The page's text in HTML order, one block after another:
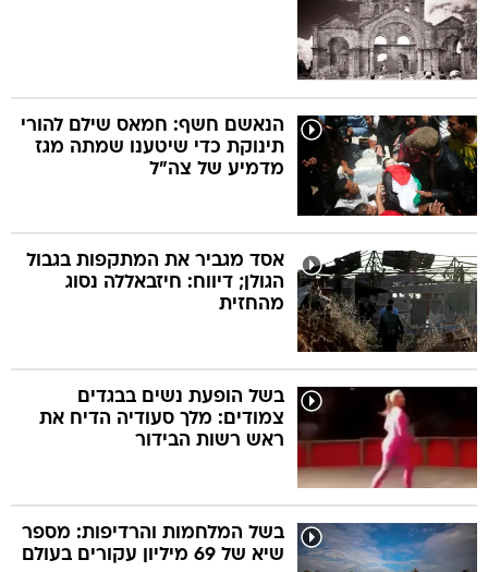
הנאשם חשף: חמאס שילם להורי
תינוקת כדי שיטענו שמתה מגז
מדמיע של צה"ל
אסד מגביר את המתקפות בגבול
הגולן; דיווח: חיזבאללה נסוג
מהחזית
בשל הופעת נשים בבגדים
צמודים: מלך סעודיה הדיח את
ראש רשות הבידור
בשל המלחמות והרדיפות: מספר
שיא של 69 מיליון עקורים בעולם